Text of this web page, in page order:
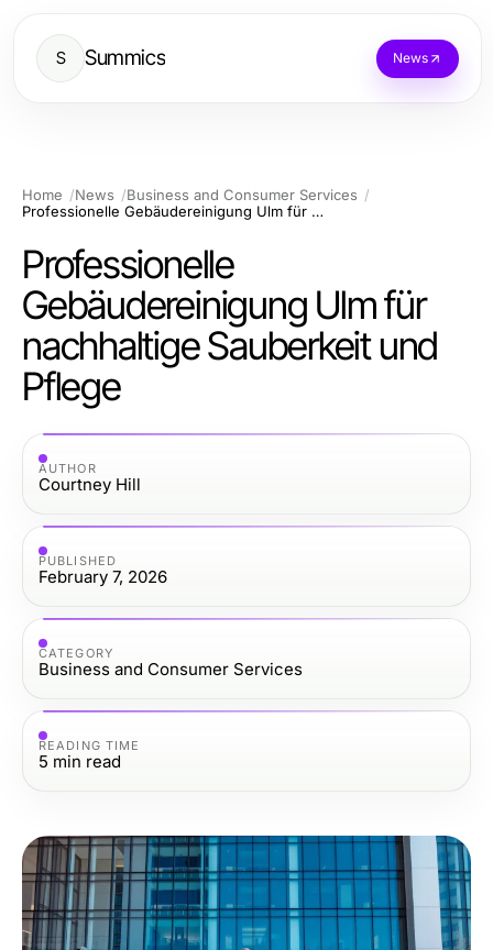
S Summics News
Home News
Business and Consumer Services
Professionelle Gebäudereinigung Ulm für nachhaltige Sauberkeit und Pflege
Professionelle
Gebäudereinigung Ulm für
nachhaltige Sauberkeit und
Pflege
AUTHOR
Courtney Hill
PUBLISHED
February 7, 2026
CATEGORY
Business and Consumer Services
READING TIME
5 min read